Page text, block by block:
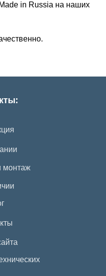
in Russia на наших
монтаж